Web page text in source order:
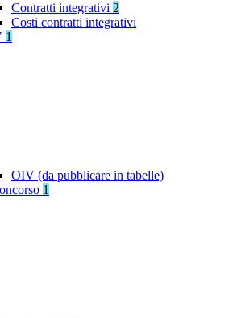
Contratti integrativi 2
Costi contratti integrativi
1
OIV (da pubblicare in tabelle)
1